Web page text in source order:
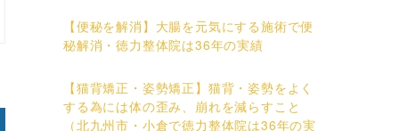
【便秘を解消】大腸を元気にする施術で便
秘解消・徳力整体院は36年の実績
【猫背矯正・姿勢矯正】猫背・姿勢をよく
する為には体の歪み、崩れを減らすこと
（北九州市・小倉で徳力整体院は36年の実